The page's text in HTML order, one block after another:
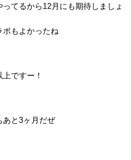
ってるから12月にも期待しましょ
ボもよかったね
ですー！
あと3ヶ月だぜ